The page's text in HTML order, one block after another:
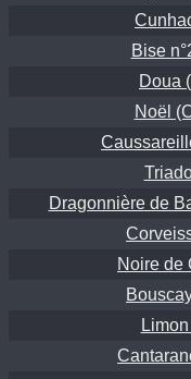
Bise
Doua
Noël
Dragonnière de
Noire de